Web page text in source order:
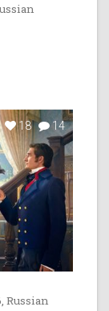
18 14
Russian